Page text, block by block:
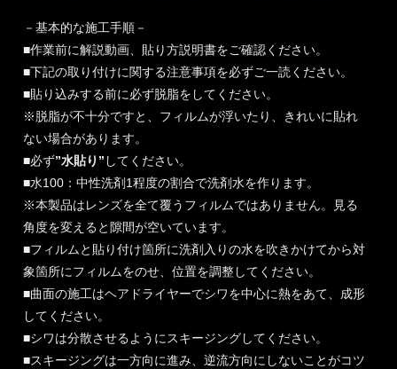
－基本的な施工手順－
■作業前に解説動画、貼り方説明書をご確認ください。
■下記の取り付けに関する注意事項を必ずご一読ください。
■貼り込みする前に必ず脱脂をしてください。
※脱脂が不十分ですと、フィルムが浮いたり、きれいに貼れ
ない場合があります。
■必ず”水貼り” してください。
■水100：中性洗剤1程度の割合で洗剤水を作ります。
※本製品はレンズを全て覆うフィルムではありません。見る
角度を変えると隙間が空いています。
■フィルムと貼り付け箇所に洗剤入りの水を吹きかけてから対
象箇所にフィルムをのせ、位置を調整してください。
■曲面の施工はヘアドライヤーでシワを中心に熱をあて、成形
してください。
■シワは分散させるようにスキージングしてください。
■スキージングは一方向に進み、逆流方向にしないことがコツ